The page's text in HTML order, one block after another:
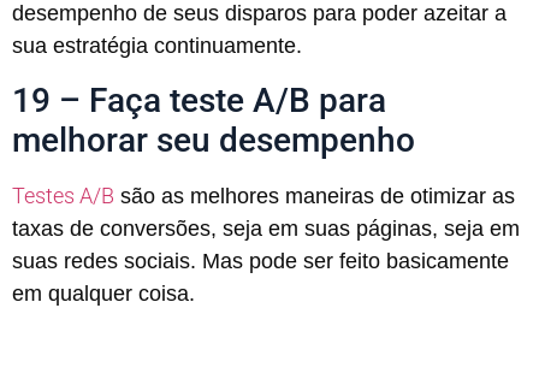
desempenho de seus disparos para poder azeitar a
sua estratégia continuamente.
19 – Faça teste A/B para
melhorar seu desempenho
Testes A/B são as melhores maneiras de otimizar as
taxas de conversões, seja em suas páginas, seja em
suas redes sociais. Mas pode ser feito basicamente
em qualquer coisa.